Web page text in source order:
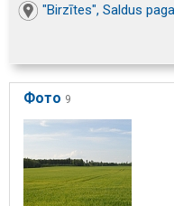
"Birzītes", Saldus
Фото 9